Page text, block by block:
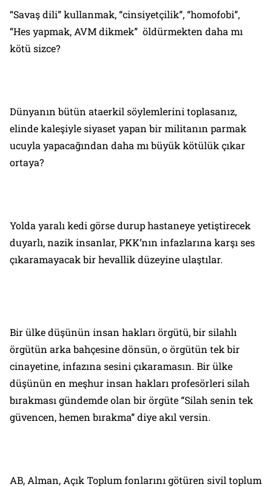
“Savaş dili” kullanmak, “cinsiyetçilik”, “homofobi”,
“Hes yapmak, AVM dikmek” öldürmekten daha mı
kötü sizce?
Dünyanın bütün ataerkil söylemlerini toplasanız,
elinde kaleşiyle siyaset yapan bir militanın parmak
ucuyla yapacağından daha mı büyük kötülük çıkar
ortaya?
Yolda yaralı kedi görse durup hastaneye yetiştirecek
duyarlı, nazik insanlar, PKK’nın infazlarına karşı ses
çıkaramayacak bir hevallik düzeyine ulaştılar.
Bir ülke düşünün insan hakları örgütü, bir silahlı
örgütün arka bahçesine dönsün, o örgütün tek bir
cinayetine, infazına sesini çıkaramasın. Bir ülke
düşünün en meşhur insan hakları profesörleri silah
bırakması gündemde olan bir örgüte “Silah senin tek
güvencen, hemen bırakma” diye akıl versin.
AB, Alman, Açık Toplum fonlarını götüren sivil toplum